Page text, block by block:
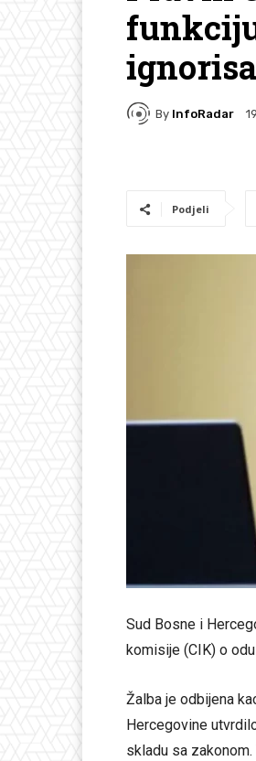
By InfoRadar
Podjeli
Sud Bosne i
komisije (CIK) o
Žalba je odbijena
Hercegovine
skladu sa